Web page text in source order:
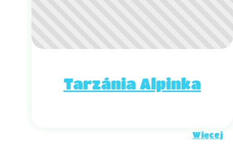
Tarzánia Alpinka
Więcej